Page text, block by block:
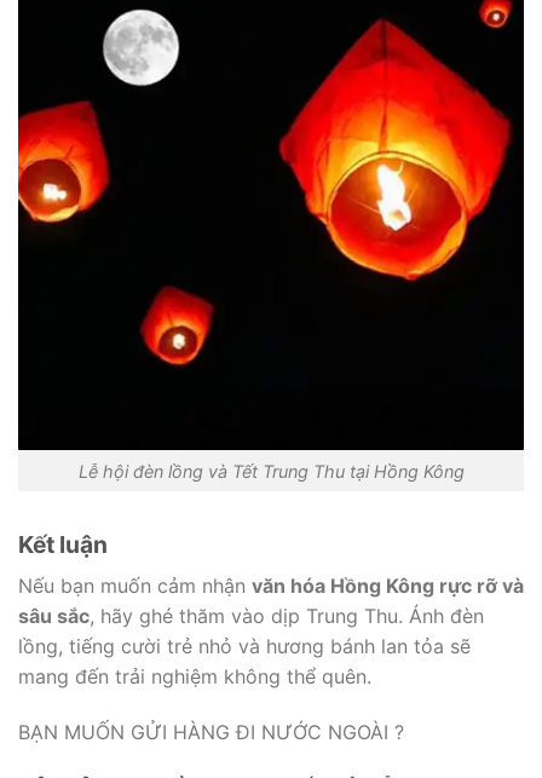
Lễ hội đèn lồng và Tết Trung Thu tại Hồng Kông
Kết luận
Nếu bạn muốn cảm nhận văn hóa Hồng Kông rực rỡ và
sâu sắc, hãy ghé thăm vào dịp Trung Thu. Ánh đèn
lồng, tiếng cười trẻ nhỏ và hương bánh lan tỏa sẽ
mang đến trải nghiệm không thể quên.
BẠN MUỐN GỬI HÀNG ĐI NƯỚC NGOÀI ?